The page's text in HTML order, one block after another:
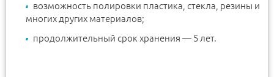
возможность полировки пластика, стекла, резины и
многих других материалов;
продолжительный срок хранения — 5 лет.